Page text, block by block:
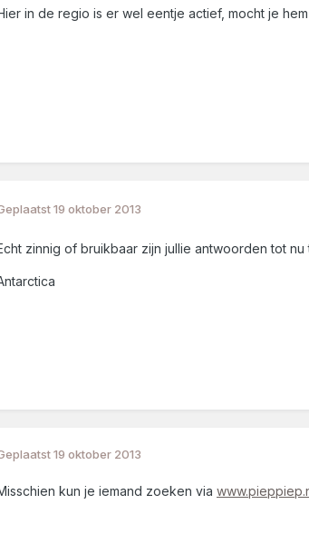
in de regio is er wel eentje actief, mocht je
19 oktober 2013
zinnig of bruikbaar zijn jullie antwoorden tot nu
19 oktober 2013
kun je iemand zoeken via